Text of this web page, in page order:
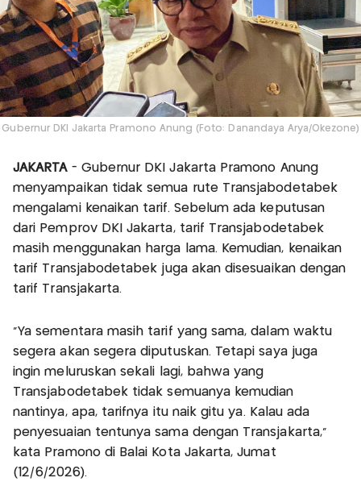
Gubernur DKI Jakarta Pramono Anung (Foto: Danandaya Arya/Okezone)
JAKARTA- Gubernur DKI Jakarta Pramono Anung
menyampaikan tidak semua rute Transjabodetabek
mengalami kenaikan tarif. Sebelum ada keputusan
dari Pemprov DKI Jakarta, tarif Transjabodetabek
masih menggunakan harga lama. Kemudian, kenaikan
tarif Transjabodetabek juga akan disesuaikan dengan
tarif Transjakarta.
"Ya sementara masih tarif yang sama, dalam waktu
segera akan segera diputuskan. Tetapi saya juga
ingin meluruskan sekali lagi, bahwa yang
Transjabodetabek tidak semuanya kemudian
nantinya, apa, tarifnya itu naik gitu ya. Kalau ada
penyesuaian tentunya sama dengan Transjakarta,"
kata Pramono di Balai Kota Jakarta, Jumat
(12/6/2026).